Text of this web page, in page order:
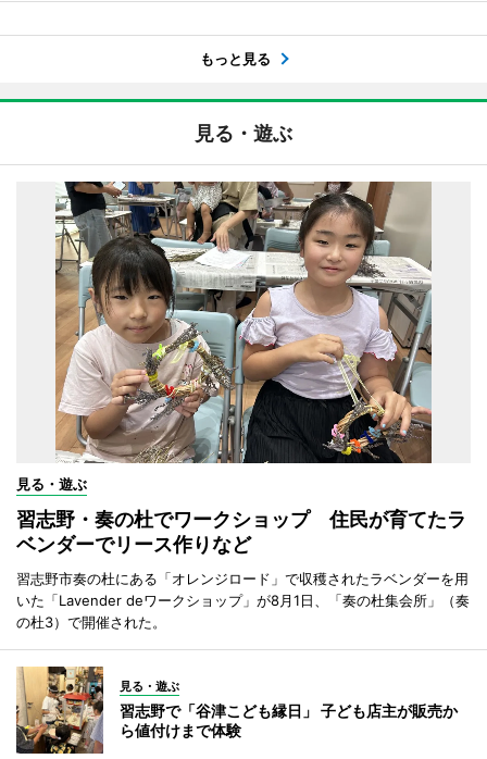
もっと見る
見る・遊ぶ
見る・遊ぶ
習志野・奏の杜でワークショップ 住民が育てたラ
ベンダーでリース作りなど
習志野市奏の杜にある「オレンジロード」で収穫されたラベンダーを用
いた「Lavender deワークショップ」が8月1日、「奏の杜集会所」（奏
の杜3）で開催された。
見る・遊ぶ
習志野で「谷津こども縁日」 子ども店主が販売か
ら値付けまで体験